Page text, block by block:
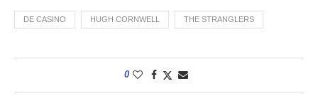
DE CASINO HUGH CORNWELL THE STRANGLERS
0